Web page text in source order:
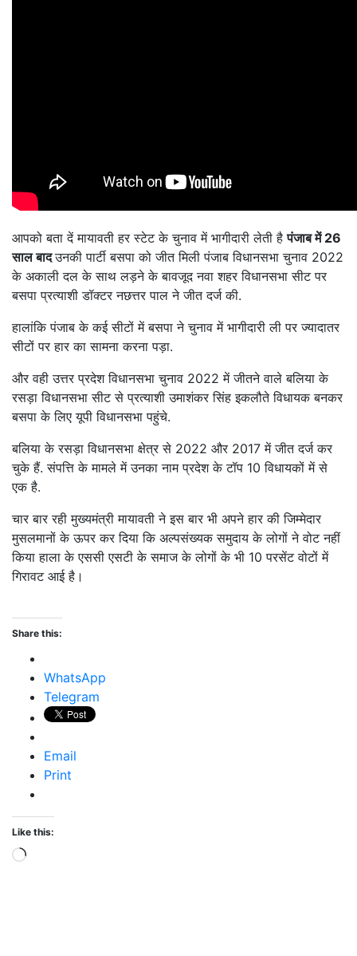
आपको बता दें मायावती हर स्टेट के चुनाव में भागीदारी लेती हैपंजाब में 26
साल बादउनकी पार्टी बसपा को जीत मिली पंजाब विधानसभा चुनाव 2022
के अकाली दल के साथ लड़ने के बावजूद नवा शहर विधानसभा सीट पर
बसपा प्रत्याशी डॉक्टर नछत्तर पाल ने जीत दर्ज की.
हालांकि पंजाब के कई सीटों में बसपा ने चुनाव में भागीदारी ली पर ज्यादातर
सीटों पर हार का सामना करना पड़ा.
और वही उत्तर प्रदेश विधानसभा चुनाव 2022 में जीतने वाले बलिया के
रसड़ा विधानसभा सीट से प्रत्याशी उमाशंकर सिंह इकलौते विधायक बनकर
बसपा के लिए यूपी विधानसभा पहुंचे.
बलिया के रसड़ा विधानसभा क्षेत्र से 2022 और 2017 में जीत दर्ज कर
चुके हैं. संपत्ति के मामले में उनका नाम प्रदेश के टॉप 10 विधायकों में से
एक है.
चार बार रही मुख्यमंत्री मायावती ने इस बार भी अपने हार की जिम्मेदार
मुसलमानों के ऊपर कर दिया कि अल्पसंख्यक समुदाय के लोगों ने वोट नहीं
किया हाला के एससी एसटी के समाज के लोगों के भी 10 परसेंट वोटों में
गिरावट आई है।
Share this:
WhatsApp
Telegram
Email
Print
Like this:
Loading…